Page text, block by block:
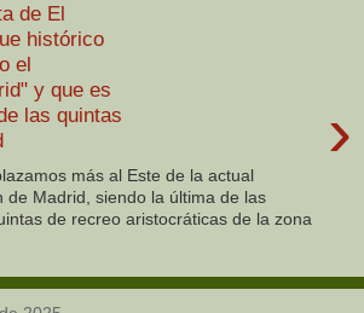
de El
histórico
el
y que es
las quintas
›
más al Este de la actual
de Madrid, siendo la última de las
de recreo aristocráticas de la zona